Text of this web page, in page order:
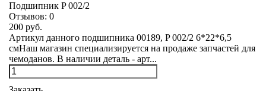
Подшипник P 002/2
Отзывов: 0
200 руб.
Артикул данного подшипника 00189, P 002/2 6*22*6,5
смНаш магазин специализируется на продаже запчастей для
чемоданов. В наличии деталь - арт...